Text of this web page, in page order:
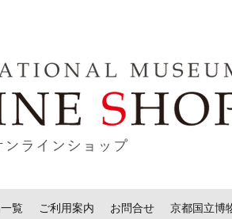
覧 ご利用案内 お問合せ 京都国立博